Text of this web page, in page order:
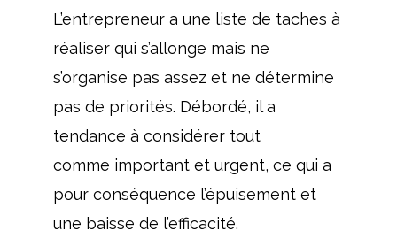
L’entrepreneur a une liste de taches à
réaliser qui s’allonge mais ne
s’organise pas assez et ne détermine
pas de priorités. Débordé, il a
tendance à considérer tout
comme important et urgent, ce qui a
pour conséquence l’épuisement et
une baisse de l’efficacité.